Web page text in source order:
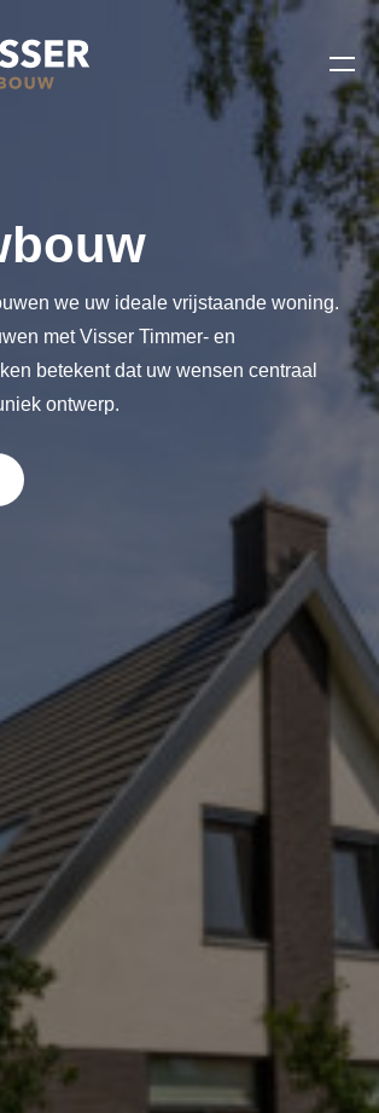
we uw ideale vrijstaande woning.
met Visser Timmer- en
betekent dat uw wensen centraal
ontwerp.